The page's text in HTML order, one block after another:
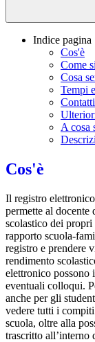
Indice pagina
Cos'è
Come
Cosa
Tempi
Contatti
A cosa
Cos'è
Il registro
permette al
scolastico dei
rapporto scuola-
registro e prendere
rendimento
elettronico possono
eventuali colloqui.
anche per gli
vedere tutti i
scuola, oltre alla
trascritto all’interno